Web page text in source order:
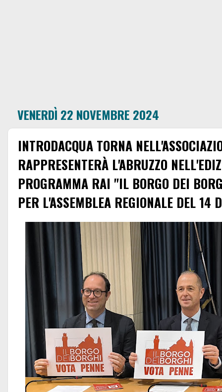
VENERDÌ 22 NOVEMBRE 2024
INTRODACQUA TORNA
RAPPRESENTERÀ L'ABRUZZO
PROGRAMMA RAI "IL BORGO DEI
PER L'ASSEMBLEA REGIONALE DEL 14